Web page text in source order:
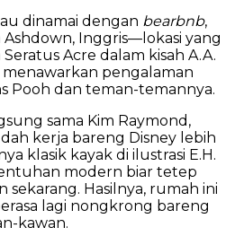
dinamai dengan bearbnb,
Ashdown, Inggris—lokasi yang
Acre dalam kisah A.A.
pengalaman
Pooh dan teman-temannya.
sama Kim Raymond,
kerja bareng Disney lebih
klasik kayak di ilustrasi E.H.
modern biar tetep
sekarang. Hasilnya, rumah ini
lagi nongkrong bareng
kawan.